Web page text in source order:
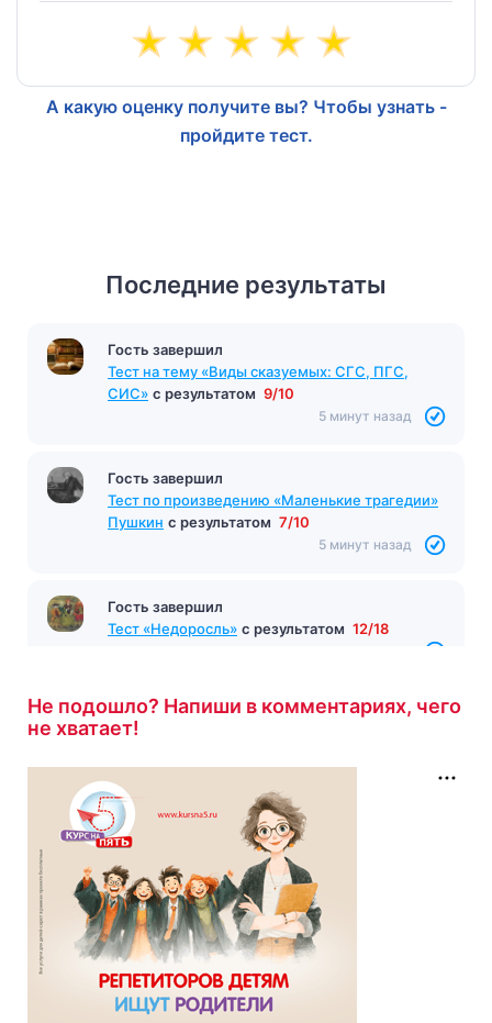
А какую оценку получите вы? Чтобы узнать -
пройдите тест.
Последние результаты
Гость завершил
Тест на тему «Виды сказуемых: СГС, ПГС,
СИС» с результатом 9/10
5 минут назад
Гость завершил
Тест по произведению «Маленькие трагедии»
Пушкин с результатом 7/10
5 минут назад
Гость завершил
Тест «Недоросль» с результатом 12/18
Не подошло? Напиши в комментариях, чего
не хватает!